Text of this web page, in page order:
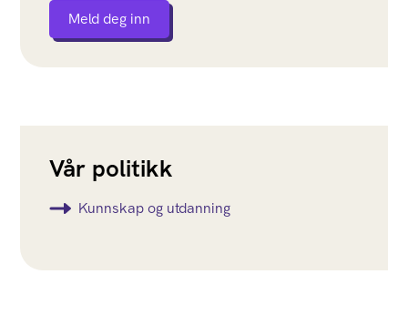
Meld deg inn
Vår politikk
Kunnskap og utdanning